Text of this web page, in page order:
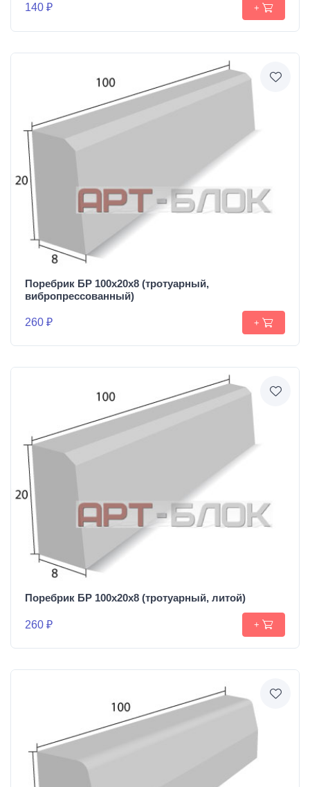
140 ₽ +
Поребрик БР 100х20х8 (тротуарный,
вибропрессованный)
260 ₽ +
Поребрик БР 100х20х8 (тротуарный, литой)
260 ₽ +